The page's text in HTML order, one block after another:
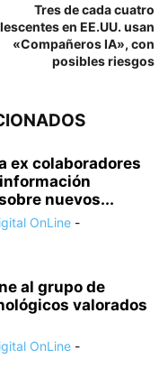
Tres de cada cuatro
en EE.UU. usan
«Compañeros IA», con
posibles riesgos
ex colaboradores
nuevos...
OnLine -
al grupo de
valorados
OnLine -